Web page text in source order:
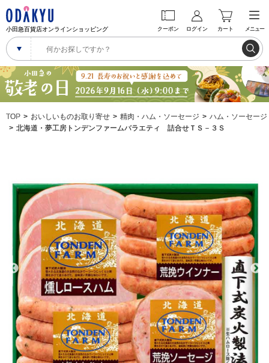
小田急百貨店オンラインショッピング クーポン ログイン カート メニュー
TOP おいしいものお取り寄せ 精肉・ハム・ソーセージ
ハム・ソーセージ
北海道・夢工房トンデンファームバラエティ 詰合せＴＳ－３Ｓ